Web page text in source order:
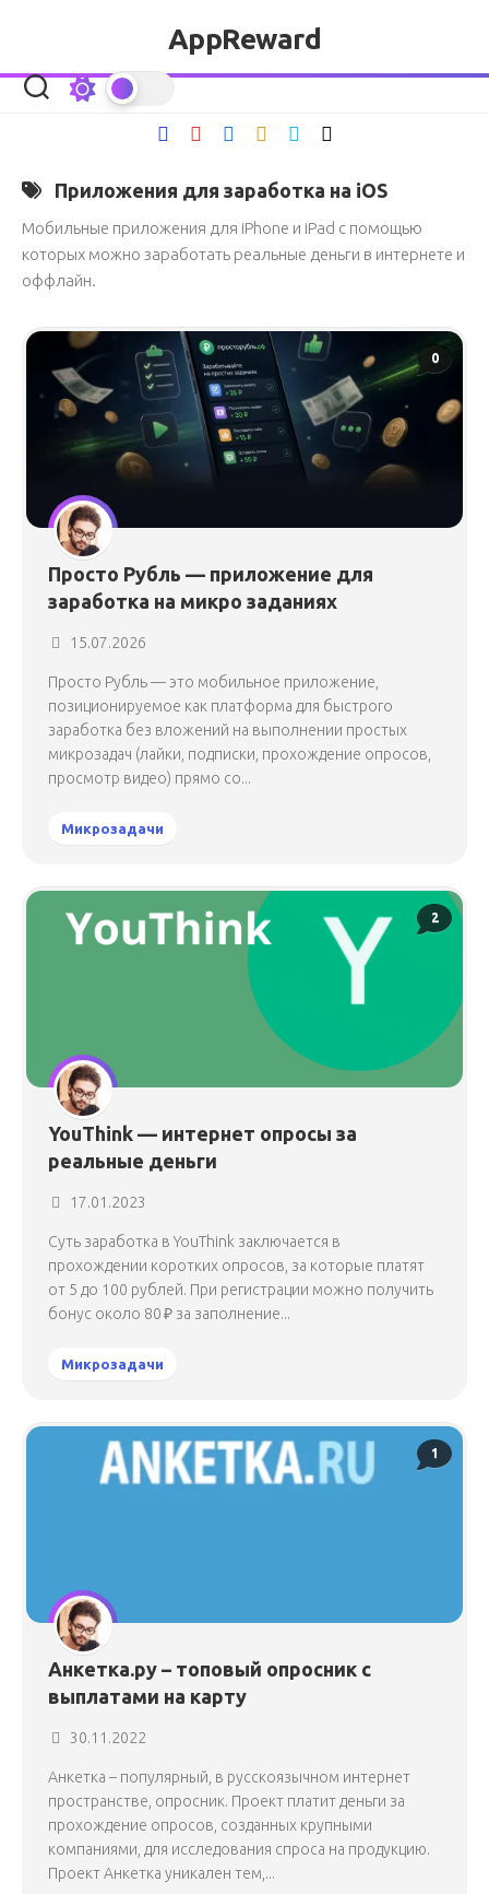
AppReward
Приложения для заработка на iOS
Мобильные приложения для iPhone и iPad с помощью
которых можно заработать реальные деньги в интернете и
оффлайн.
0
Просто Рубль — приложение для
заработка на микро заданиях
15.07.2026
Просто Рубль — это мобильное приложение,
позиционируемое как платформа для быстрого
заработка без вложений на выполнении простых
микрозадач (лайки, подписки, прохождение опросов,
просмотр видео) прямо со...
Микрозадачи
2
YouThink — интернет опросы за
реальные деньги
17.01.2023
Суть заработка в YouThink заключается в
прохождении коротких опросов, за которые платят
от 5 до 100 рублей. При регистрации можно получить
бонус около 80 ₽ за заполнение...
Микрозадачи
1
Анкетка.ру – топовый опросник с
выплатами на карту
30.11.2022
Анкетка – популярный, в русскоязычном интернет
пространстве, опросник. Проект платит деньги за
прохождение опросов, созданных крупными
компаниями, для исследования спроса на продукцию.
Проект Анкетка уникален тем,...